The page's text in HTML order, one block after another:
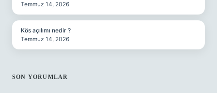
Temmuz 14, 2026
Kös açılımı nedir ?
Temmuz 14, 2026
SON YORUMLAR